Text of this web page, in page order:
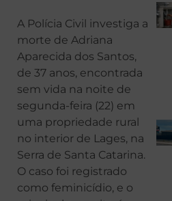
A Polícia Civil investiga a
morte de Adriana
Aparecida dos Santos,
de 37 anos, encontrada
sem vida na noite de
segunda-feira (22) em
uma propriedade rural
no interior de Lages, na
Serra de Santa Catarina.
O caso foi registrado
como feminicídio, e o